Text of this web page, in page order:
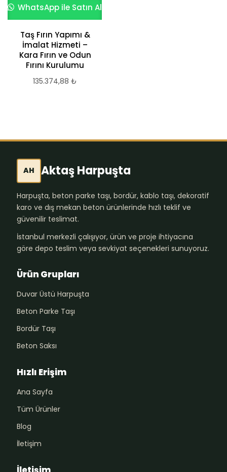
WhatsApp ile Satın Al
Taş Fırın Yapımı &
İmalat Hizmeti –
Kara Fırın ve Odun
Fırını Kurulumu
135.374,88 ₺
AH Aktaş Harpuşta
Harpuşta, beton parke taşı, bordür, kablo taşı, dekoratif
karo ve dış mekan beton ürünlerinde hızlı teklif ve
güvenilir teslimat.
İstanbul merkezli çalışıyor, ürün ve proje ihtiyacına
göre depo teslim veya sevkiyat seçenekleri sunuyoruz.
Ürün Grupları
Duvar Üstü Harpuşta
Beton Parke Taşı
Bordür Taşı
Beton Saksı
Hızlı Erişim
Ana Sayfa
Tüm Ürünler
Blog
İletişim